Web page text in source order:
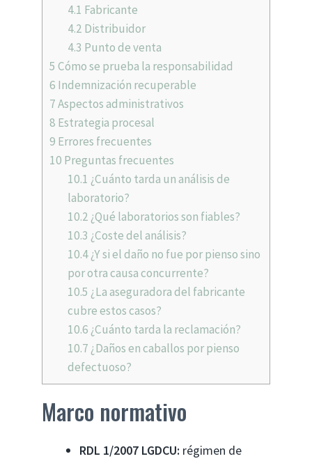
4.1 Fabricante
4.2 Distribuidor
4.3 Punto de venta
5 Cómo se prueba la responsabilidad
6 Indemnización recuperable
7Aspectos administrativos
8 Estrategia procesal
9 Errores frecuentes
10 Preguntas frecuentes
10.1 ¿Cuánto tarda un análisis de
laboratorio?
10.2 ¿Qué laboratorios son fiables?
10.3 ¿Coste del análisis?
10.4¿Y si el daño no fue por pienso sino
por otra causa concurrente?
10.5 ¿La aseguradora del fabricante
cubre estos casos?
10.6 ¿Cuánto tarda la reclamación?
10.7 ¿Daños en caballos por pienso
defectuoso?
Marco normativo
RDL 1/2007 LGDCU: régimen de